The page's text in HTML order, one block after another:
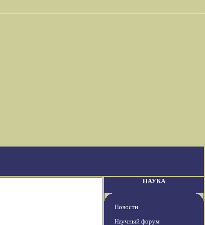
НАУКА
Новости
Научный форум